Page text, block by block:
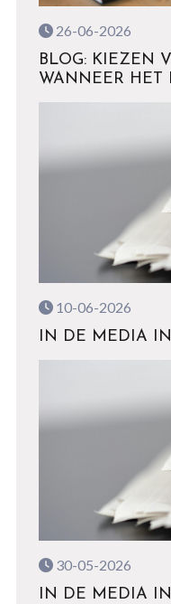
26-06-2026
BLOG: KIEZEN
WANNEER HET
10-06-2026
IN DE MEDIA
30-05-2026
IN DE MEDIA